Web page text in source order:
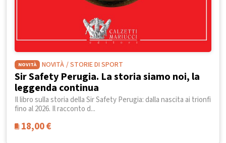
NOVITÀ NOVITÀ / STORIE DI SPORT
Sir Safety Perugia. La storia siamo noi, la
leggenda continua
Il libro sulla storia della Sir Safety Perugia: dalla nascita ai trionfi
fino al 2026. Il racconto d...
18,00€